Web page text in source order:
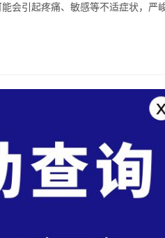
会引起疼痛、敏感等不适症状，严